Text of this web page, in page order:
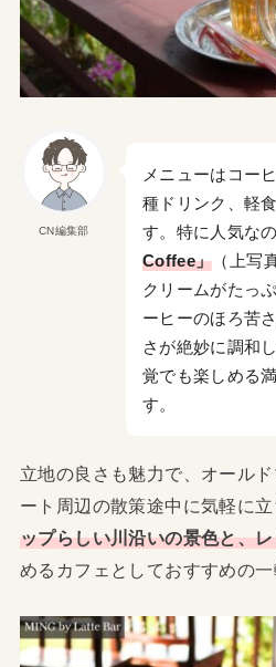
CN編集部
メニューはコー
種ドリンク、軽
す。特に人気な
Coffee」 （上写
クリームがたっ
ーヒーのほろ苦
さが絶妙に調和
覚でも楽しめる
す。
立地の良さも魅力で、オール
ート周辺の散策途中に気軽に
ップらしい川沿いの景色と、
めるカフェとしておすすめの一